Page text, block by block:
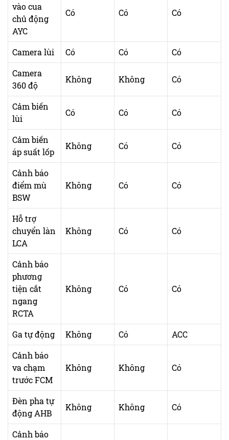
vào cua
chủ động
AYC
Có Có Có
Camera lùi Có Có
Có
Camera
360 độ
Không Không Có
Cảm biến
lùi
Có Có Có
Cảm biến
áp suất lốp
Không Có Có
Cảnh báo
điểm mù
BSW
Không Có Có
Hỗ trợ
chuyển làn
LCA
Không Có Có
Cảnh báo
phương
tiện cắt
ngang
RCTA
Không Có Có
Ga tự động Không Có
ACC
Cảnh báo
va chạm
trước FCM
Không Không Có
Đèn pha tự
động AHB
Không Không Có
Cảnh báo